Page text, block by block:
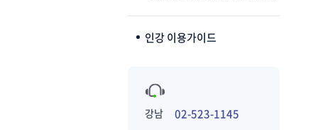
인강 이용가이드
강남 02-523-1145